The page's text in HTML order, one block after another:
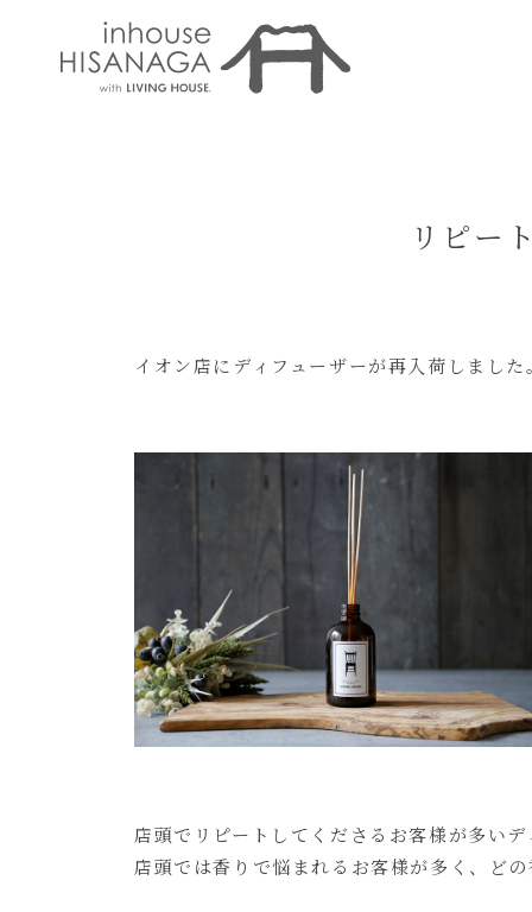
リピー
イオン店にディフューザーが再入荷しました
店頭でリピートしてくださるお客様が多い
店頭では香りで悩まれるお客様が多く、ど